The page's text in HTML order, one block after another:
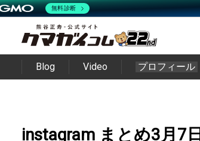
Blog Video プロフィール
instagram まとめ3月7日
無料診断